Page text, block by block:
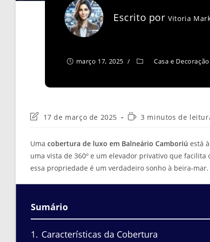
Escrito porVitoria
março 17, 2025 Casa e Decoração
Última
post:
17 de março de 2025
Tempo3 minutos de
Uma cobertura de luxo em Balneário Camboriú está
uma vista de 360º e um elevador privativo que
essa propriedade é um verdadeiro sonho à beira-mar.
Sumário
1
Características da Cobertura